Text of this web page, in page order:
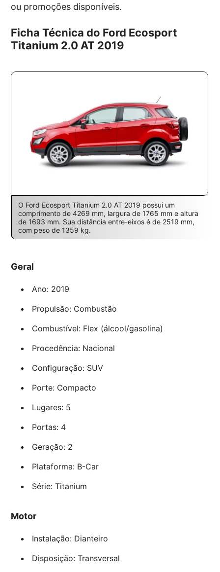
ou promoções disponíveis.
Ficha Técnica do Ford Ecosport
Titanium 2.0 AT 2019
O Ford Ecosport Titanium 2.0 AT 2019 possui um
comprimento de 4269 mm, largura de 1765 mm e altura
de 1693 mm. Sua distância entre-eixos é de 2519 mm,
com peso de 1359 kg.
Geral
Ano: 2019
Propulsão: Combustão
Combustível: Flex (álcool/gasolina)
Procedência: Nacional
Configuração: SUV
Porte: Compacto
Lugares: 5
Portas: 4
Geração: 2
Plataforma: B-Car
Série: Titanium
Motor
Instalação: Dianteiro
Disposição: Transversal